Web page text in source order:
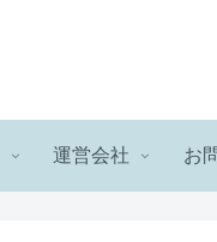
運営会社 お